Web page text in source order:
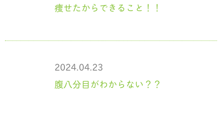
痩せたからできること！！
2024.04.23
腹八分目がわからない？？